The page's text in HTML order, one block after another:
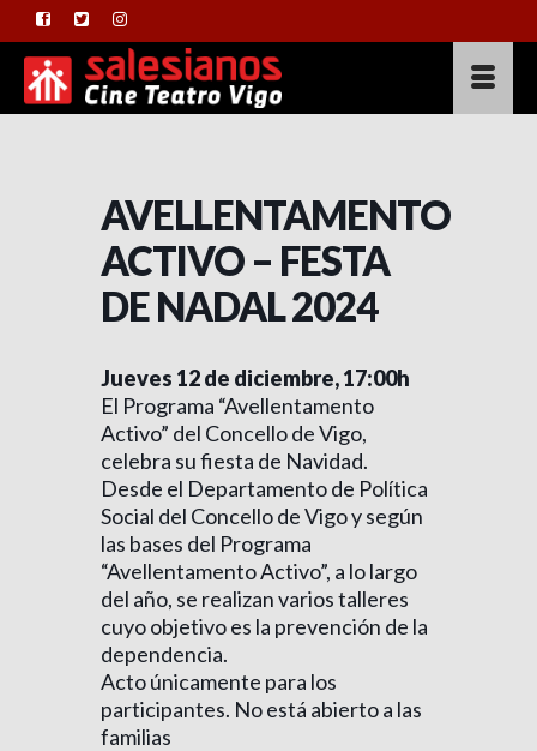
AVELLENTAMENTO
ACTIVO – FESTA
DE NADAL 2024
Jueves 12 de diciembre, 17:00h
El Programa “Avellentamento
Activo” del Concello de Vigo,
celebra su fiesta de Navidad.
Desde el Departamento de Política
Social del Concello de Vigo y según
las bases del Programa
“Avellentamento Activo”, a lo largo
del año, se realizan varios talleres
cuyo objetivo es la prevención de la
dependencia.
Acto únicamente para los
participantes. No está abierto a las
familias